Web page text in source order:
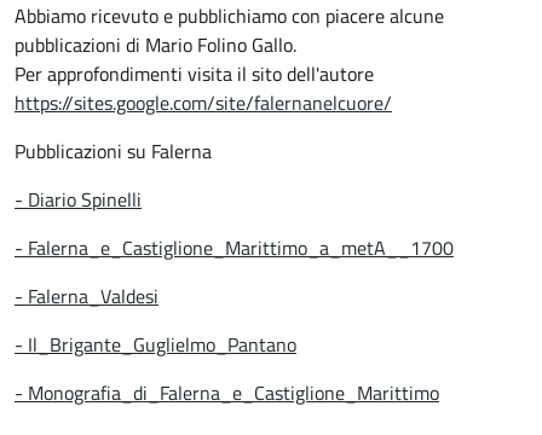
Abbiamo ricevuto e pubblichiamo con piacere alcune
pubblicazioni di Mario Folino Gallo.
Per approfondimenti visita il sito dell'autore
https://sites.google.com/site/falernanelcuore/
Pubblicazioni su Falerna
- Diario Spinelli
- Falerna_e_Castiglione_Marittimo_a_metA__1700
- Falerna_Valdesi
- Il_Brigante_Guglielmo_Pantano
- Monografia_di_Falerna_e_Castiglione_Marittimo